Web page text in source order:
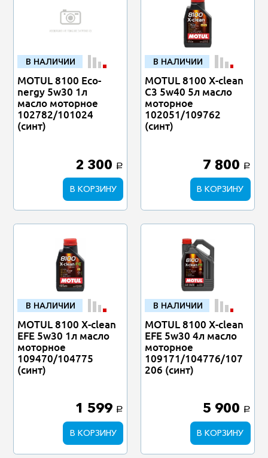
В НАЛИЧИИ
MOTUL 8100 Eco-
nergy 5w30 1л
масло моторное
102782/101024
(синт)
2 300 a
В КОРЗИНУ
В НАЛИЧИИ
MOTUL 8100 X-clean
C3 5w40 5л масло
моторное
102051/109762
(синт)
7 800 a
В КОРЗИНУ
В НАЛИЧИИ
MOTUL 8100 X-clean
EFE 5w30 1л масло
моторное
109470/104775
(синт)
1 599 a
В КОРЗИНУ
В НАЛИЧИИ
MOTUL 8100 X-clean
EFE 5w30 4л масло
моторное
109171/104776/107
206 (синт)
5 900 a
В КОРЗИНУ